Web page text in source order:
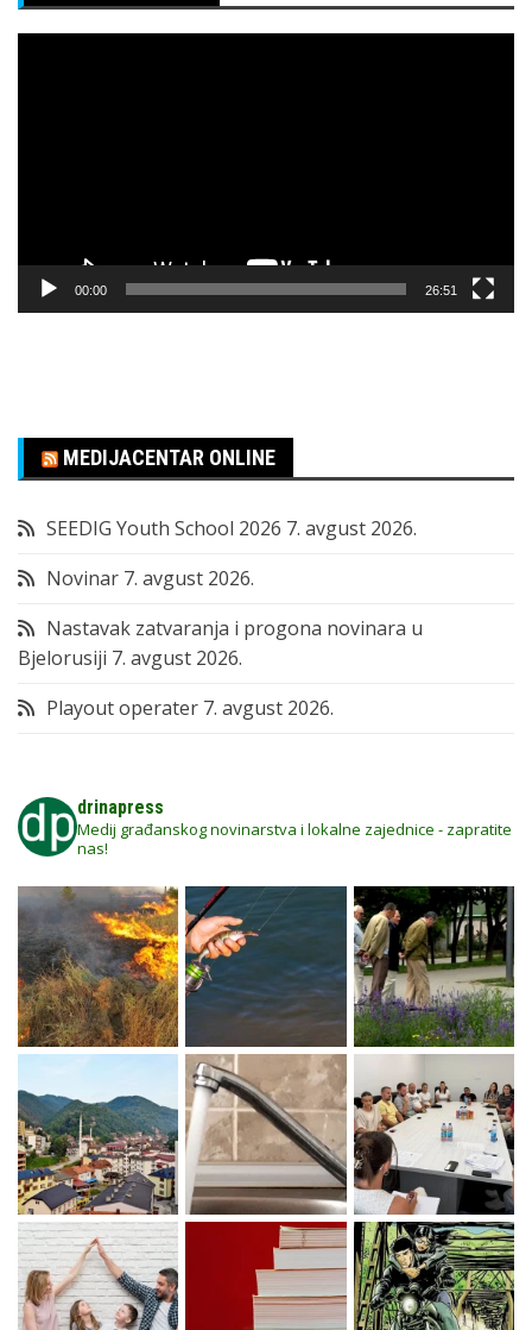
00:00 26:51
MEDIJACENTAR ONLINE
SEEDIG Youth School 2026 7. avgust 2026.
Novinar 7. avgust 2026.
Nastavak zatvaranja i progona novinara u
Bjelorusiji 7. avgust 2026.
Playout operater 7. avgust 2026.
drinapress
Medij građanskog novinarstva i lokalne zajednice - zapratite
nas!